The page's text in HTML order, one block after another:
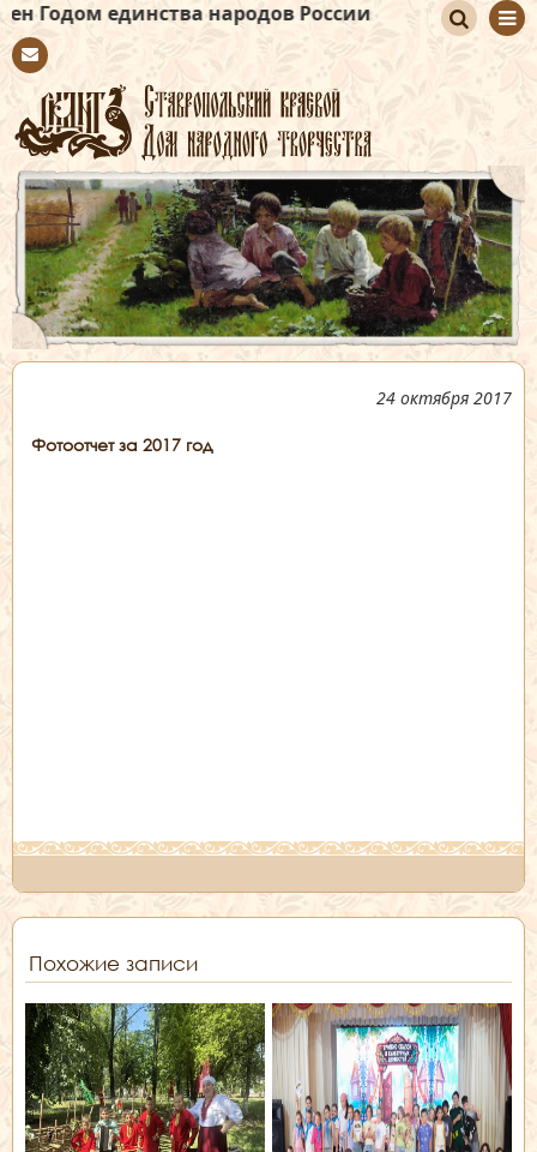
народов России
tact
иск
24 октября 2017
Фотоотчет за 2017 год
Похожие записи